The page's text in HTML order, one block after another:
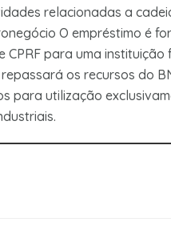
relacionadas a
O empréstimo é
CPRF para uma instituição
os recursos do
para utilização